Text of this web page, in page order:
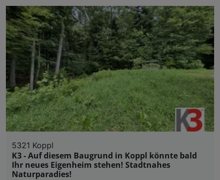
5321 Koppl
K3 - Auf diesem Baugrund in Koppl könnte bald
Ihr neues Eigenheim stehen! Stadtnahes
Naturparadies!